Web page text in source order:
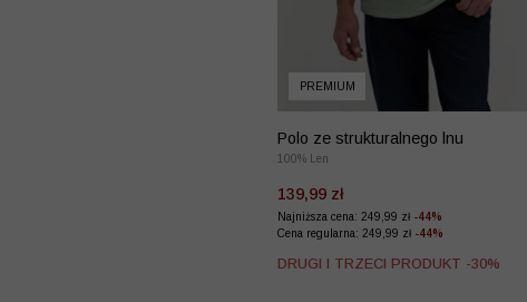
PREMIUM
Polo ze strukturalnego lnu
100% Len
139,99 zł
Najniższa cena: 249,99 zł -44%
Cena regularna: 249,99 zł -44%
DRUGI I TRZECI PRODUKT -30%